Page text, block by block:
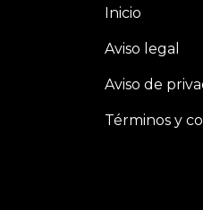
Inicio
Aviso legal
Aviso de
Términos y